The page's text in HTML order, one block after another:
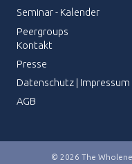
Seminar - Kalender
Peergroups
Kontakt
Presse
Datenschutz | Impressum
AGB
© 2026 The